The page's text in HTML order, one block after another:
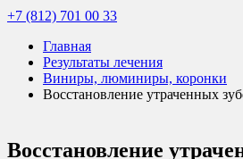
+7 (812) 701 00 33
Главная
Результаты лечения
Виниры, люминиры, коронки
Восстановление утраченных
Восстановление